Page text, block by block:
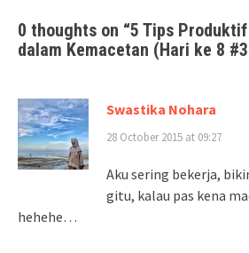
0 thoughts on “5 Tips
dalam Kemacetan (Hari ke 8
Swastika Nohara
28 October 2015 at 09:27
Aku sering bekerja,
gitu, kalau pas kena
hehehe…